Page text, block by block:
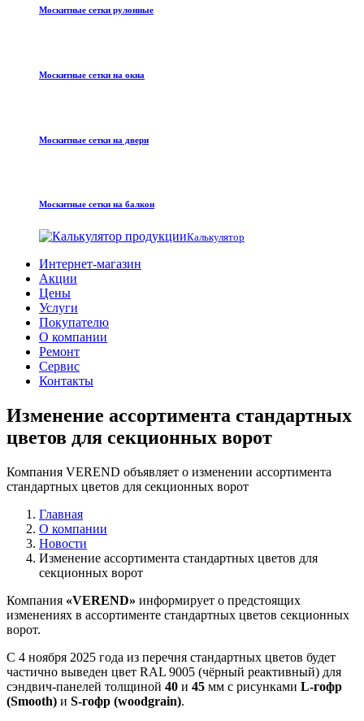
Москитные сетки рулонные
Москитные сетки на окна
Москитные сетки на двери
Москитные сетки на балкон
Калькулятор
Интернет-магазин
Акции
Цены
Услуги
Покупателю
О компании
Ремонт
Сервис
Контакты
Изменение ассортимента стандартных
цветов для секционных ворот
Компания VEREND объявляет о изменении ассортимента
стандартных цветов для секционных ворот
Главная
О компании
Новости
Изменение ассортимента стандартных цветов для
секционных ворот
Компания «VEREND» информирует о предстоящих
изменениях в ассортименте стандартных цветов секционных
ворот.
С 4 ноября 2025 года из перечня стандартных цветов будет
частично выведен цвет RAL 9005 (чёрный реактивный) для
сэндвич-панелей толщиной 40 и 45 мм с рисунками L-гофр
(Smooth) и S-гофр (woodgrain).